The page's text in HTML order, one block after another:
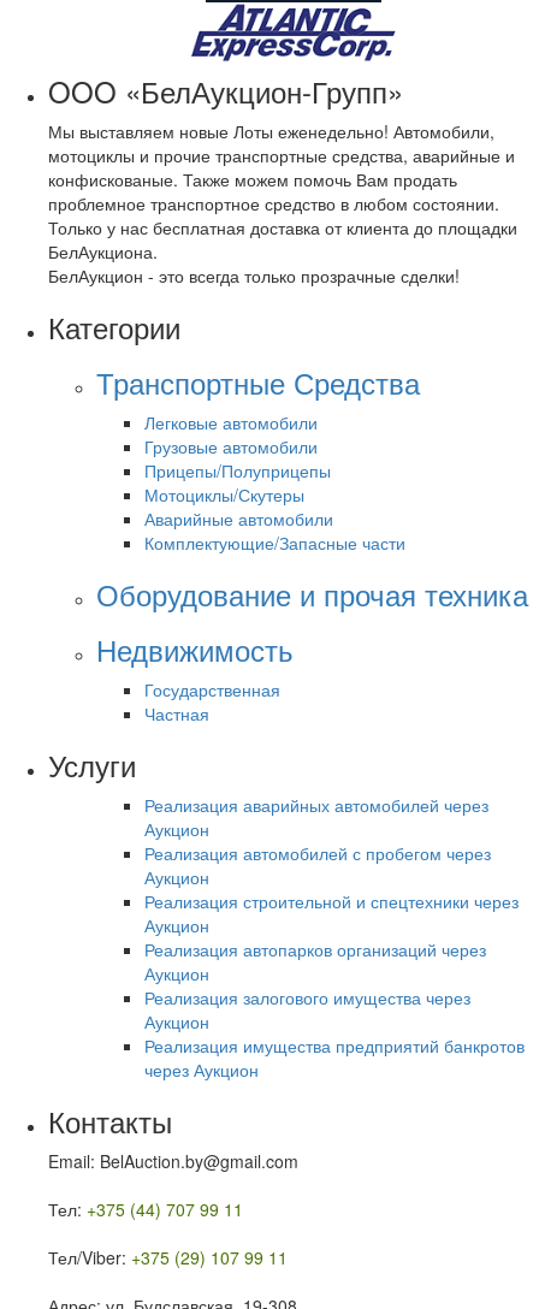
OOO «БелАукцион-Групп»
Мы выставляем новые Лоты еженедельно! Автомобили,
мотоциклы и прочие транспортные средства, аварийные и
конфискованые. Также можем помочь Вам продать
проблемное транспортное средство в любом состоянии.
Только у нас бесплатная доставка от клиента до площадки
БелАукциона.
БелАукцион - это всегда только прозрачные сделки!
Категории
Транспортные Средства
Легковые автомобили
Грузовые автомобили
Прицепы/Полуприцепы
Мотоциклы/Скутеры
Аварийные автомобили
Комплектующие/Запасные части
Оборудование и прочая техника
Недвижимость
Государственная
Частная
Услуги
Реализация аварийных автомобилей через
Аукцион
Реализация автомобилей с пробегом через
Аукцион
Реализация строительной и спецтехники через
Аукцион
Реализация автопарков организаций через
Аукцион
Реализация залогового имущества через
Аукцион
Реализация имущества предприятий банкротов
через Аукцион
Контакты
Email: BelAuction.by@gmail.com
Тел: +375 (44) 707 99 11
Тел/Viber: +375 (29) 107 99 11